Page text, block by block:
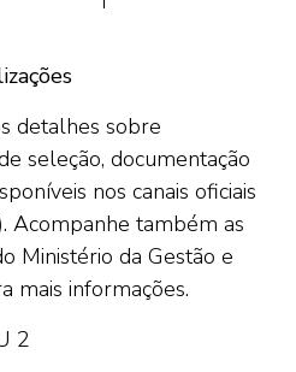
detalhes sobre
seleção, documentação
nos canais oficiais
Acompanhe também as
Ministério da Gestão e
mais informações.
2